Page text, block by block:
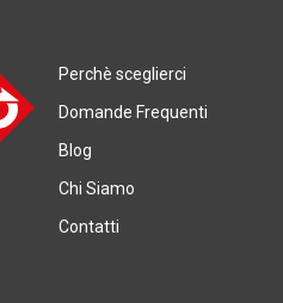
Perchè sceglierci
Domande Frequenti
Blog
Chi Siamo
Contatti